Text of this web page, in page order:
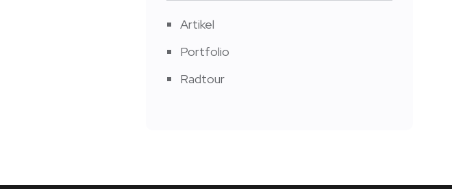
Artikel
Portfolio
Radtour